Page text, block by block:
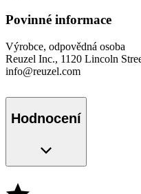
Povinné informace
Výrobce, odpovědná osoba
Reuzel Inc., 1120 Lincoln
info@reuzel.com
Hodnocení